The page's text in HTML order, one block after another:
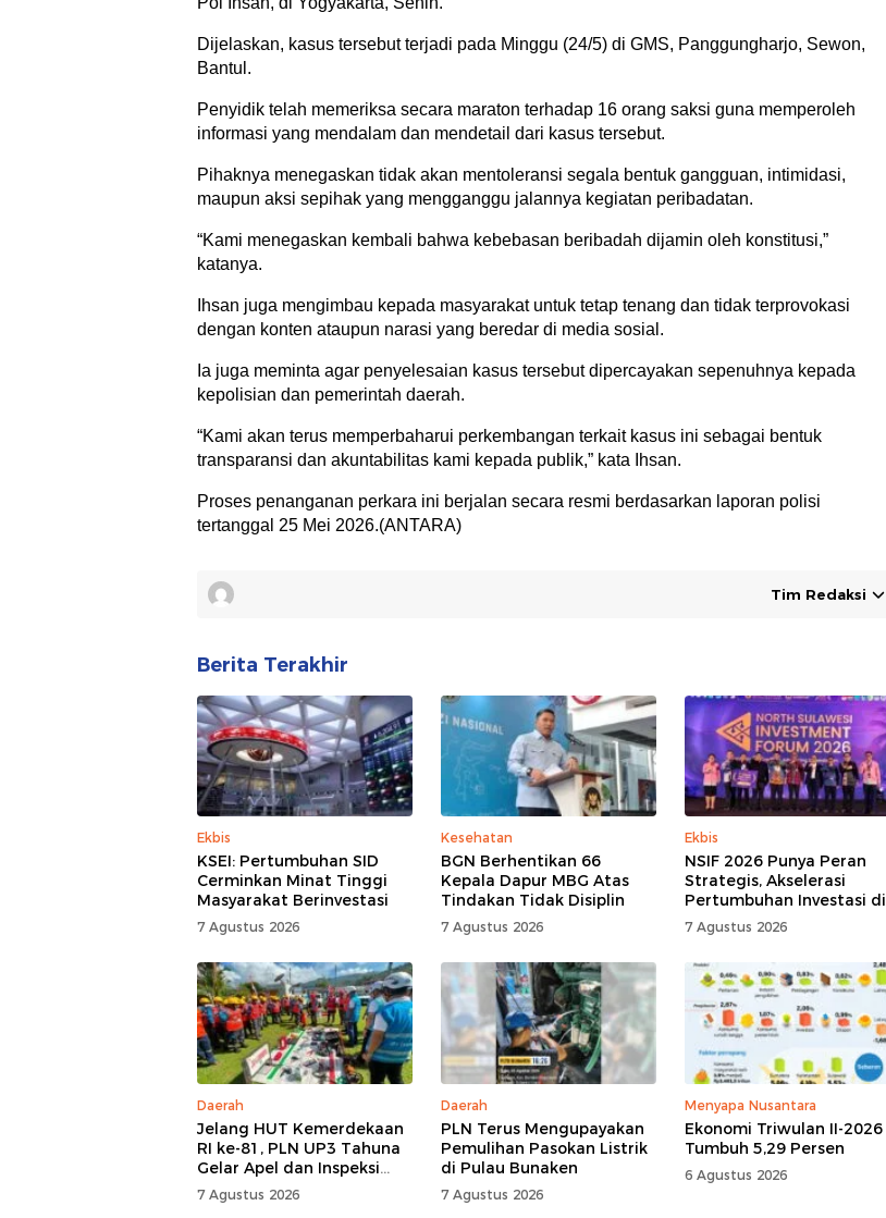
Dijelaskan, kasus tersebut terjadi pada Minggu (24/5) di GMS, Panggungharjo, Sewon,
Bantul.
Penyidik telah memeriksa secara maraton terhadap 16 orang saksi guna memperoleh
informasi yang mendalam dan mendetail dari kasus tersebut.
Pihaknya menegaskan tidak akan mentoleransi segala bentuk gangguan, intimidasi,
maupun aksi sepihak yang mengganggu jalannya kegiatan peribadatan.
“Kami menegaskan kembali bahwa kebebasan beribadah dijamin oleh konstitusi,”
katanya.
Ihsan juga mengimbau kepada masyarakat untuk tetap tenang dan tidak terprovokasi
dengan konten ataupun narasi yang beredar di media sosial.
Ia juga meminta agar penyelesaian kasus tersebut dipercayakan sepenuhnya kepada
kepolisian dan pemerintah daerah.
“Kami akan terus memperbaharui perkembangan terkait kasus ini sebagai bentuk
transparansi dan akuntabilitas kami kepada publik,” kata Ihsan.
Proses penanganan perkara ini berjalan secara resmi berdasarkan laporan polisi
tertanggal 25 Mei 2026.(ANTARA)
Tim Redaksi
Berita Terakhir
Ekbis
KSEI: Pertumbuhan SID
Cerminkan Minat Tinggi
Masyarakat Berinvestasi
7 Agustus 2026
Kesehatan
BGN Berhentikan 66
Kepala Dapur MBG Atas
Tindakan Tidak Disiplin
7 Agustus 2026
Ekbis
NSIF 2026 Punya Peran
Strategis, Akselerasi
Pertumbuhan Investasi di
Sulut
7 Agustus 2026
Daerah
Jelang HUT Kemerdekaan
RI ke-81, PLN UP3 Tahuna
Gelar Apel dan Inspeksi
Peralatan, Pastikan
Keandalan Listrik
7 Agustus 2026
Daerah
PLN Terus Mengupayakan
Pemulihan Pasokan Listrik
di Pulau Bunaken
7 Agustus 2026
Menyapa Nusantara
Ekonomi Triwulan II-2026
Tumbuh 5,29 Persen
6 Agustus 2026